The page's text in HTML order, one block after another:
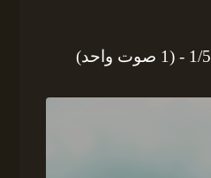
1/5 - (1 صوت واحد)